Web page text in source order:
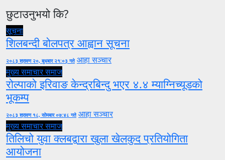
छुटाउनुभयो कि?
सूचना
शिलबन्दी बोलपत्र आह्वान सूचना
२०८३ श्रावण २०, बुधबार २१:०३ गते आहा सञ्चार
मुख्य समाचारसमाज
रोल्पाको इरिवाङ केन्द्रबिन्दु भएर ४.४ म्याग्निच्यूडको
भूकम्प
२०८३ श्रावण १८, सोमबार ०७:४८ गते आहा सञ्चार
मुख्य समाचारसमाज
तिलिचो युवा क्लबद्वारा खुला खेलकुद प्रतियोगिता
आयोजना